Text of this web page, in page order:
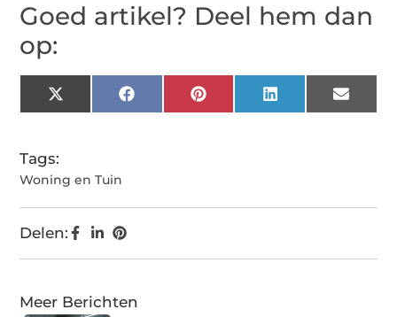
Goed artikel? Deel hem dan
op:
X
(Twitter)
FacebookPinterestLinkedIn Email
Tags:
Woning en Tuin
Delen:
Meer Berichten